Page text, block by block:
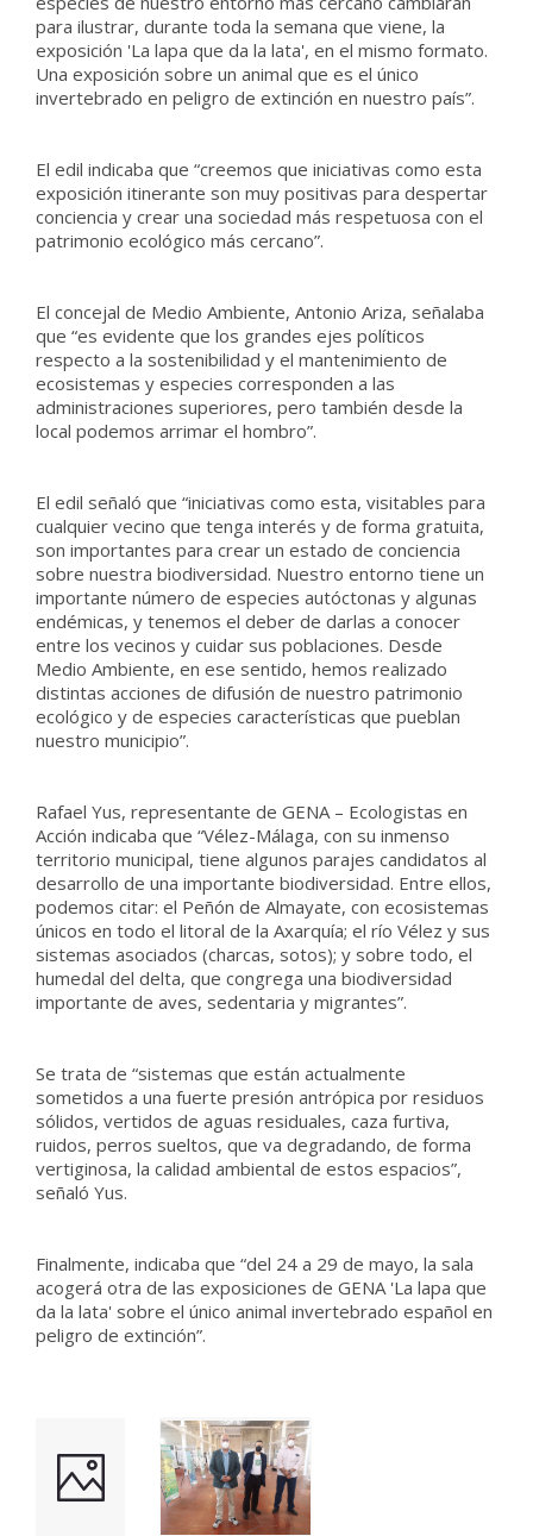
para ilustrar, durante toda la semana que viene, la
exposición 'La lapa que da la lata', en el mismo formato.
Una exposición sobre un animal que es el único
invertebrado en peligro de extinción en nuestro país”.
El edil indicaba que “creemos que iniciativas como esta
exposición itinerante son muy positivas para despertar
conciencia y crear una sociedad más respetuosa con el
patrimonio ecológico más cercano”.
El concejal de Medio Ambiente, Antonio Ariza, señalaba
que “es evidente que los grandes ejes políticos
respecto a la sostenibilidad y el mantenimiento de
ecosistemas y especies corresponden a las
administraciones superiores, pero también desde la
local podemos arrimar el hombro”.
El edil señaló que “iniciativas como esta, visitables para
cualquier vecino que tenga interés y de forma gratuita,
son importantes para crear un estado de conciencia
sobre nuestra biodiversidad. Nuestro entorno tiene un
importante número de especies autóctonas y algunas
endémicas, y tenemos el deber de darlas a conocer
entre los vecinos y cuidar sus poblaciones. Desde
Medio Ambiente, en ese sentido, hemos realizado
distintas acciones de difusión de nuestro patrimonio
ecológico y de especies características que pueblan
nuestro municipio”.
Rafael Yus, representante de GENA – Ecologistas en
Acción indicaba que “Vélez-Málaga, con su inmenso
territorio municipal, tiene algunos parajes candidatos al
desarrollo de una importante biodiversidad. Entre ellos,
podemos citar: el Peñón de Almayate, con ecosistemas
únicos en todo el litoral de la Axarquía; el río Vélez y sus
sistemas asociados (charcas, sotos); y sobre todo, el
humedal del delta, que congrega una biodiversidad
importante de aves, sedentaria y migrantes”.
Se trata de “sistemas que están actualmente
sometidos a una fuerte presión antrópica por residuos
sólidos, vertidos de aguas residuales, caza furtiva,
ruidos, perros sueltos, que va degradando, de forma
vertiginosa, la calidad ambiental de estos espacios”,
señaló Yus.
Finalmente, indicaba que “del 24 a 29 de mayo, la sala
acogerá otra de las exposiciones de GENA 'La lapa que
da la lata' sobre el único animal invertebrado español en
peligro de extinción”.